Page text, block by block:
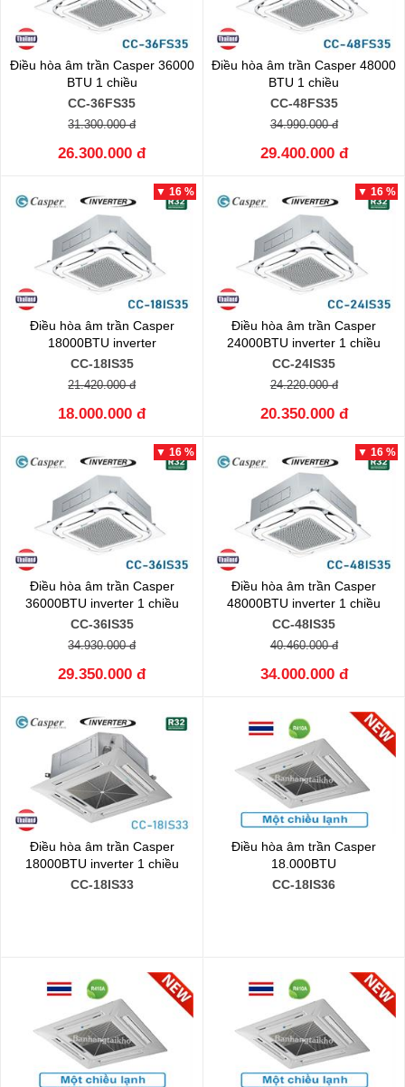
Điều hòa âm trần Casper 36000
BTU 1 chiều
CC-36FS35
31.300.000 đ
26.300.000 đ
Điều hòa âm trần Casper 48000
BTU 1 chiều
CC-48FS35
34.990.000 đ
29.400.000 đ
▼ 16 %
Điều hòa âm trần Casper
18000BTU inverter
CC-18IS35
21.420.000 đ
18.000.000 đ
▼ 16 %
Điều hòa âm trần Casper
24000BTU inverter 1 chiều
CC-24IS35
24.220.000 đ
20.350.000 đ
▼ 16 %
Điều hòa âm trần Casper
36000BTU inverter 1 chiều
CC-36IS35
34.930.000 đ
29.350.000 đ
▼ 16 %
Điều hòa âm trần Casper
48000BTU inverter 1 chiều
CC-48IS35
40.460.000 đ
34.000.000 đ
Điều hòa âm trần Casper
18000BTU inverter 1 chiều
CC-18IS33
Điều hòa âm trần Casper
18.000BTU
CC-18IS36